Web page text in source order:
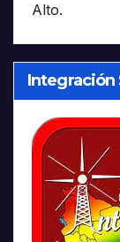
Alto.
Integración